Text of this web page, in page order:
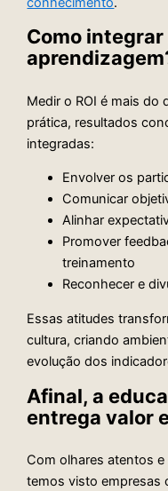
Como integrar
Medir o ROI é mais do
prática, resultados
integradas:
Envolver os
Comunicar
Alinhar
Promover
treinamento
Reconhecer e
Essas atitudes
cultura, criando
evolução dos
Afinal, a
entrega valor
Com olhares atentos
temos visto empresas